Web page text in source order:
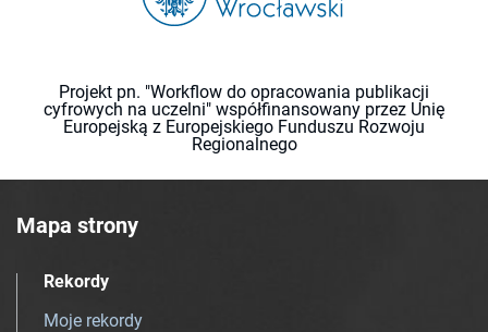
Projekt pn. "Workflow do opracowania publikacji
cyfrowych na uczelni" współfinansowany przez Unię
Europejską z Europejskiego Funduszu Rozwoju
Regionalnego
Mapa strony
Rekordy
Moje rekordy